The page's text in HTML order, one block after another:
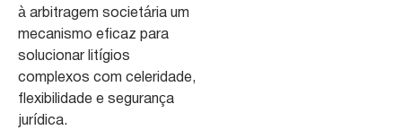
à arbitragem societária um
mecanismo eficaz para
solucionar litígios
complexos com celeridade,
flexibilidade e segurança
jurídica.